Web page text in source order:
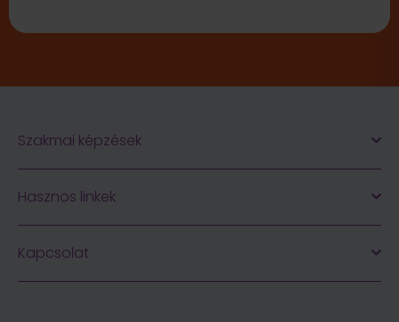
Szakmai képzések
Hasznos linkek
Kapcsolat